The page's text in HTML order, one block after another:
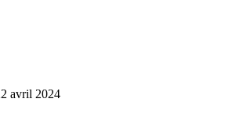
avril 2024